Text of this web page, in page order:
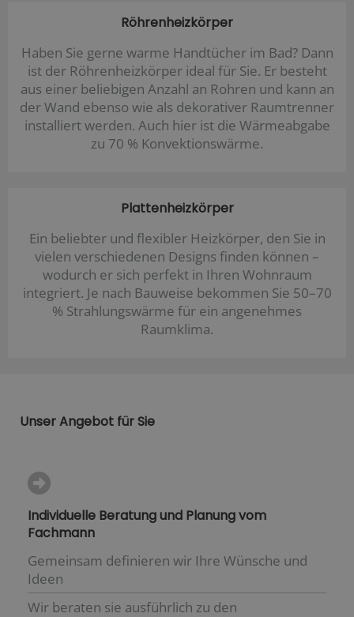
Röhrenheizkörper
Haben Sie gerne warme Handtücher im Bad? Dann
ist der Röhrenheizkörper ideal für Sie. Er besteht
aus einer beliebigen Anzahl an Rohren und kann an
der Wand ebenso wie als dekorativer Raumtrenner
installiert werden. Auch hier ist die Wärmeabgabe
zu 70 % Konvektionswärme.
Plattenheizkörper
Ein beliebter und flexibler Heizkörper, den Sie in
vielen verschiedenen Designs finden können –
wodurch er sich perfekt in Ihren Wohnraum
integriert. Je nach Bauweise bekommen Sie 50–70
% Strahlungswärme für ein angenehmes
Raumklima.
Unser Angebot für Sie
Individuelle Beratung und Planung vom
Fachmann
Gemeinsam definieren wir Ihre Wünsche und
Ideen
Wir beraten sie ausführlich zu den